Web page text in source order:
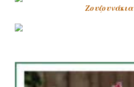
Ζουζουνάκια